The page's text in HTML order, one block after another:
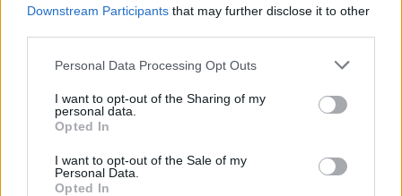
Downstream Participants that may further disclose it to other
Personal Data Processing Opt Outs
I want to opt-out of the Sharing of my
personal data.
Opted In
I want to opt-out of the Sale of my
Personal Data.
Opted In